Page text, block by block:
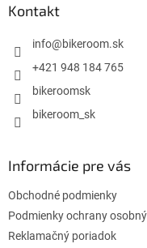
Kontakt
info@bikeroom.sk
+421 948 184 765
bikeroomsk
bikeroom_sk
Informácie pre vás
Obchodné podmienky
Podmienky ochrany
Reklamačný poriadok